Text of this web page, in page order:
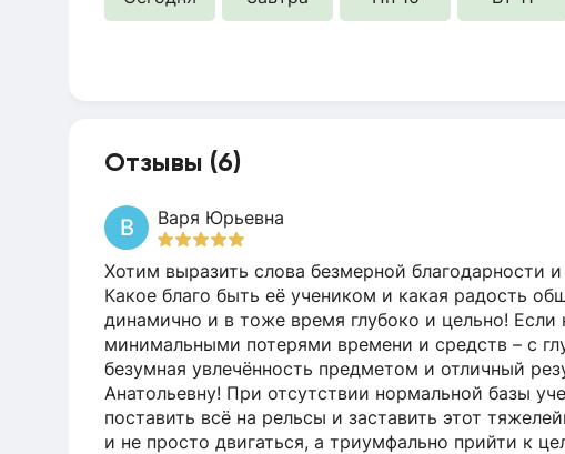
Отзывы (6)
В Варя Юрьевна
Хотим выразить слова безмерной благодарности
Какое благо быть её учеником и какая радость
динамично и в тоже время глубоко и цельно! Если
минимальными потерями времени и средств – с
безумная увлечённость предметом и отличный
Анатольевну! При отсутствии нормальной базы
поставить всё на рельсы и заставить этот
и не просто двигаться, а триумфально прийти к